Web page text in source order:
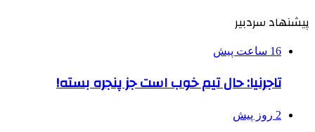
پیشنهاد سردبیر
16 ساعت پیش
تاجرنیا: حال تیم خوب است جز پنجره بسته!
2 روز پیش